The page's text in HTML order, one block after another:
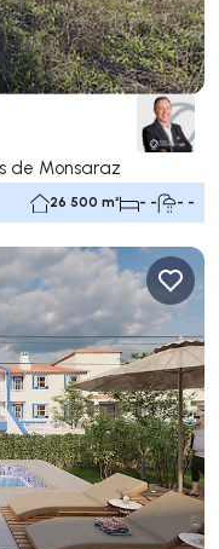
de Monsaraz
26 500 m² - - - -